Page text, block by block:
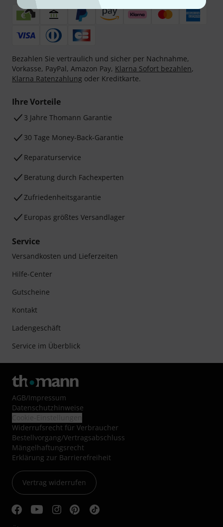
Bezahlen Sie vertraulich und sicher per Nachnahme,
Vorkasse, PayPal, Amazon Pay, Klarna Sofort bezahlen,
Klarna Ratenzahlung oder Kreditkarte.
Ihre Vorteile
3 Jahre Thomann Garantie
30 Tage Money-Back-Garantie
Reparaturservice
Beratung durch Fachexperten
Zufriedenheitsgarantie
Europas größtes Versandlager
Service
Versandkosten und Lieferzeiten
Hilfe-Center
Gutscheine
Kontakt
Ladengeschäft
Service im Überblick
AGB/Impressum
Datenschutzhinweise
Widerrufsrecht für Verbraucher
Bestellvorgang/Vertragsabschluss
Mängelhaftungsrecht
Erklärung zur Barrierefreiheit
Vertrag widerrufen